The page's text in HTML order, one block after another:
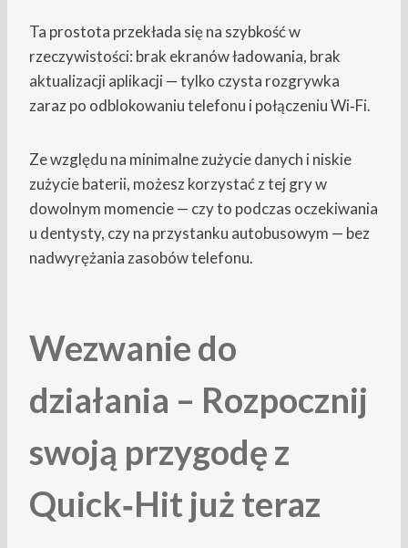
Ta prostota przekłada się na szybkość w
rzeczywistości: brak ekranów ładowania, brak
aktualizacji aplikacji — tylko czysta rozgrywka
zaraz po odblokowaniu telefonu i połączeniu Wi‑Fi.
Ze względu na minimalne zużycie danych i niskie
zużycie baterii, możesz korzystać z tej gry w
dowolnym momencie — czy to podczas oczekiwania
u dentysty, czy na przystanku autobusowym — bez
nadwyrężania zasobów telefonu.
Wezwanie do
działania – Rozpocznij
swoją przygodę z
Quick‑Hit już teraz